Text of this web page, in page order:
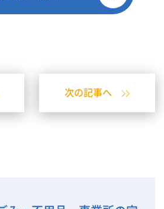
次の記事へ